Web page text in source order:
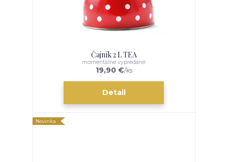
Čajník 2 L TEA
19,90 €/ks
momentálne vypredané
Detail
Novinka